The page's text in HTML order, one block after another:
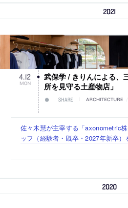
2021
4.12
MON
武保学 / きりんによる、
所を見守る土産物店」
SHARE ARCHITECTURE
佐々木慧が主宰する「axonometric
ッフ（経験者・既卒・2027年新卒）
千葉を拠点に、地域の暮らしを楽し
行う「株式会社マイキー」が、自社
建築設計事務所出身者が多く集まる
「創造系不動産」が、建築不動産コ
佐々木慧が主宰する「axonometric
ッフ（経験者・既卒・2027年新卒）
古民家を軸に全国で“価値循環の仕組
ーク主体の働き方を実践する「株式
2020